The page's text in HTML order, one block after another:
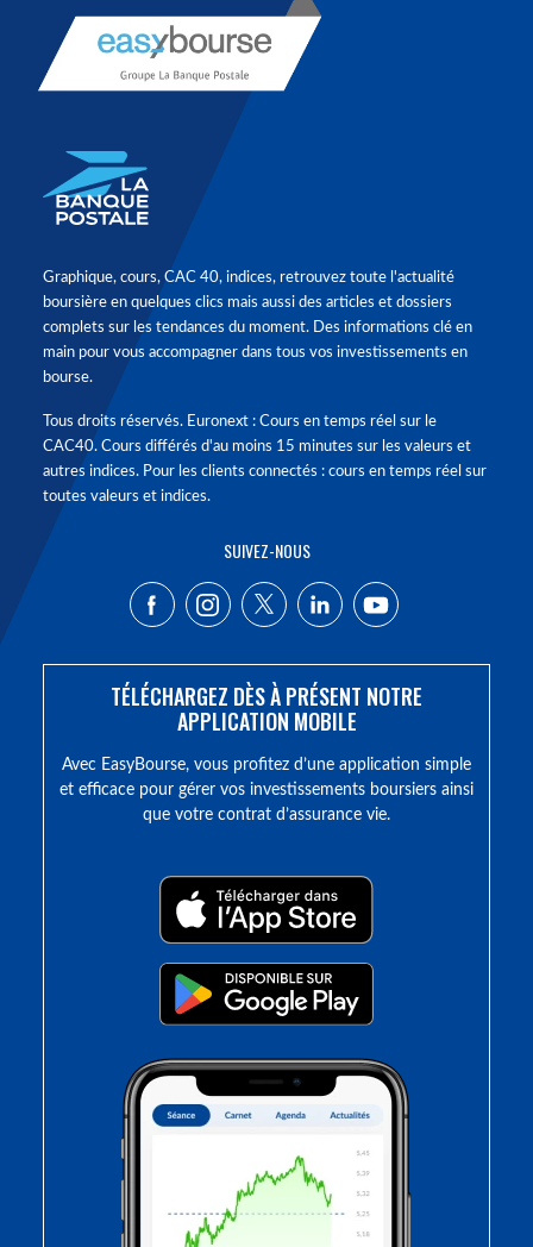
Graphique, cours, CAC 40, indices, retrouvez toute l'actualité
boursière en quelques clics mais aussi des articles et dossiers
complets sur les tendances du moment. Des informations clé en
main pour vous accompagner dans tous vos investissements en
bourse.
Tous droits réservés. Euronext : Cours en temps réel sur le
CAC40. Cours différés d'au moins 15 minutes sur les valeurs et
autres indices. Pour les clients connectés : cours en temps réel sur
toutes valeurs et indices.
SUIVEZ-NOUS
TÉLÉCHARGEZ DÈS À PRÉSENT NOTRE
APPLICATION MOBILE
Avec EasyBourse, vous profitez d’une application simple
et efficace pour gérer vos investissements boursiers ainsi
que votre contrat d’assurance vie.